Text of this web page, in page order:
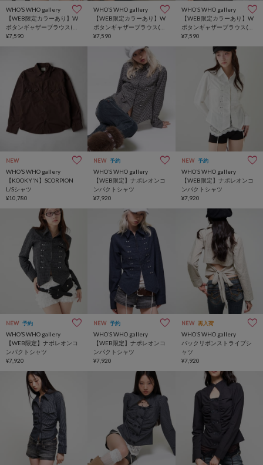
WHO’S WHO gallery
【WEB限定カラーあり】W
ボタンギャザーブラウス(ド
ット柄・無地・チェック柄)
¥7,590
WHO’S WHO gallery
【WEB限定カラーあり】W
ボタンギャザーブラウス(ド
ット柄・無地・チェック柄)
¥7,590
WHO’S WHO gallery
【WEB限定カラーあり】W
ボタンギャザーブラウス(ド
ット柄・無地・チェック柄)
¥7,590
NEW
WHO’S WHO gallery
【KOOKY'N】SCORPION
L/Sシャツ
¥10,780
NEW 予約
WHO’S WHO gallery
【WEB限定】ナポレオンコ
ンパクトシャツ
¥7,920
NEW 予約
WHO’S WHO gallery
【WEB限定】ナポレオンコ
ンパクトシャツ
¥7,920
NEW 予約
WHO’S WHO gallery
【WEB限定】ナポレオンコ
ンパクトシャツ
¥7,920
NEW 予約
WHO’S WHO gallery
【WEB限定】ナポレオンコ
ンパクトシャツ
¥7,920
NEW 再入荷
WHO’S WHO gallery
バックリボンストライプシ
ャツ
¥7,920